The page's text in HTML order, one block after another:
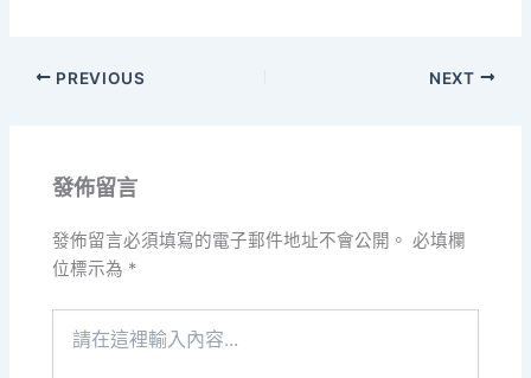
PREVIOUS NEXT
發佈留言
發佈留言必須填寫的電子郵件地址不會公開。 必填欄
位標示為 *